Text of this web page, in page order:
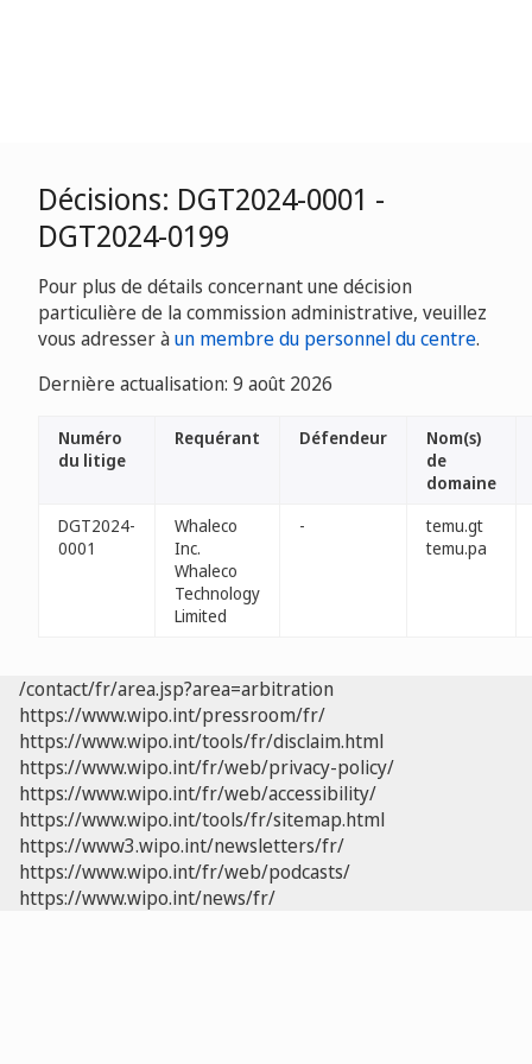
Décisions: DGT2024-0001 -
DGT2024-0199
Pour plus de détails concernant une décision
particulière de la commission administrative, veuillez
vous adresser àun membre du personnel du centre.
Dernière actualisation: 9 août 2026
Numéro
du litige
Requérant Défendeur
Nom(s)
de
domaine
DGT2024-
0001
Whaleco
Inc.
Whaleco
Technology
Limited
-
temu.gt
temu.pa
/contact/fr/area.jsp?area=arbitration
https://www.wipo.int/pressroom/fr/
https://www.wipo.int/tools/fr/disclaim.html
https://www.wipo.int/fr/web/privacy-policy/
https://www.wipo.int/fr/web/accessibility/
https://www.wipo.int/tools/fr/sitemap.html
https://www3.wipo.int/newsletters/fr/
https://www.wipo.int/fr/web/podcasts/
https://www.wipo.int/news/fr/